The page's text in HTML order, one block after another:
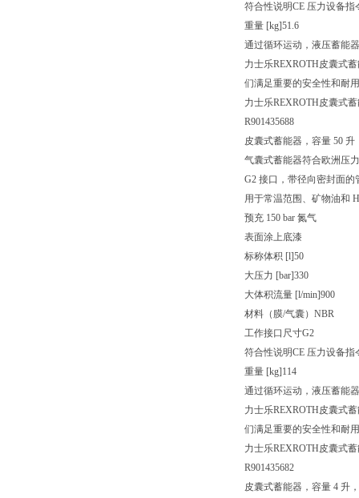
符合性说明CE 压力设备指
重量 [kg]51.6
通过循环运动，液压蓄能
力士乐REXROTH皮囊式
们满足重要的安全性和耐
力士乐REXROTH皮囊式
R901435688
皮囊式蓄能器，容量 50
气囊式蓄能器符合欧洲压
G2 接口，带径向密封面的
用于常温范围、矿物油和
预充 150 bar 氮气
表面涂上底漆
标称体积 [l]50
大压力 [bar]330
大体积流量 [l/min]900
材料（膜/气囊） NBR
工作接口尺寸G2
符合性说明CE 压力设备指
重量 [kg]114
通过循环运动，液压蓄能
力士乐REXROTH皮囊式
们满足重要的安全性和耐
力士乐REXROTH皮囊式
R901435682
皮囊式蓄能器，容量 4 升